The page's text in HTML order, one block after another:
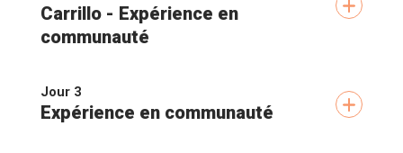
Carrillo - Expérience en
communauté
sympathiques paysans d'une association
villageoise, qui vous accueilleront pour les
prochaines nuits
Jour 3
Expérience en communauté